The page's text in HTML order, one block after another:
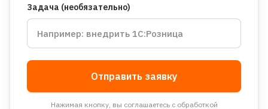
Задача (необязательно)
Отправить заявку
Нажимая кнопку, вы соглашаетесь с обработкой